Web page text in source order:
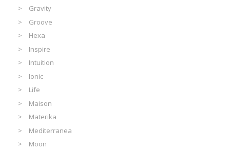
Gravity
Groove
Hexa
Inspire
Intuition
Ionic
Life
Maison
Materika
Mediterranea
Moon